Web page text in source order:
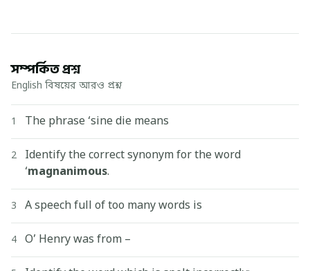
সম্পর্কিত প্রশ্ন
English বিষয়ের আরও প্রশ্ন
1 The phrase ‘sine die means
2
Identify the correct synonym for the word
‘magnanimous.
3 A speech full of too many words is
4 O’ Henry was from –